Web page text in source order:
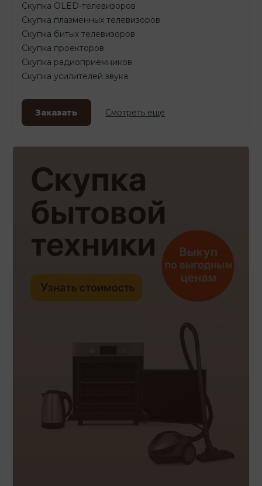
Скупка OLED-телевизоров
Скупка плазменных телевизоров
Скупка битых телевизоров
Скупка проекторов
Скупка радиоприёмников
Скупка усилителей звука
Заказать Смотреть еще